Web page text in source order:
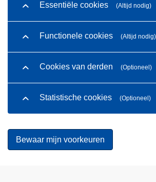
Essentiële cookies (Altijd nodig)
Functionele cookies (Altijd nodig)
Cookies van derden (Optioneel)
Statistische cookies (Optioneel)